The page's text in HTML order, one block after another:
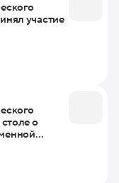
участие
о